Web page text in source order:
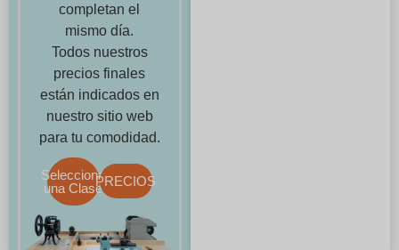
completan el
mismo día.
Todos nuestros
precios finales
están indicados en
nuestro sitio web
para tu comodidad.
Selecciona
una ClasePRECIOS